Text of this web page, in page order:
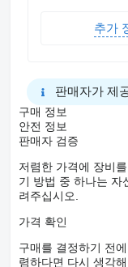
추가
판매자가 제
구매 정보
안전 정보
판매자 검증
저렴한 가격에 장비
기 방법 중 하나는 자
려주십시오.
가격 확인
구매를 결정하기 전
렴하다면 다시 생각